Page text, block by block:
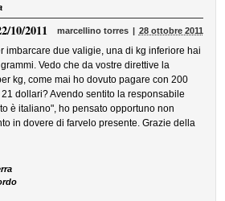
10/2011 marcellino torres 28 ottobre 2011
imbarcare due valigie, una di kg inferiore hai
Vedo che da vostre direttive la
kg, come mai ho dovuto pagare con 200
dollari? Avendo sentito la responsabile
è italiano", ho pensato opportuno non
in dovere di farvelo presente. Grazie della